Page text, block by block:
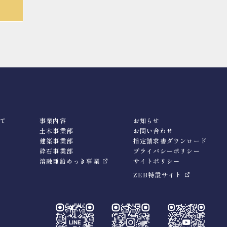
事業内容
土木事業部
建築事業部
砕石事業部
溶融亜鉛めっき事業
お知らせ
お問い合わせ
指定請求書ダウンロード
プライバシーポリシー
サイトポリシー
ZEB特設サイト